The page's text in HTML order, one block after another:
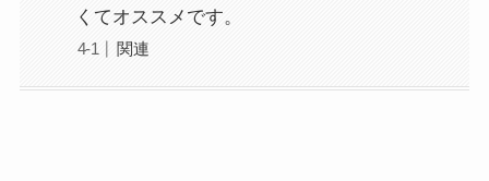
くてオススメです。
関連